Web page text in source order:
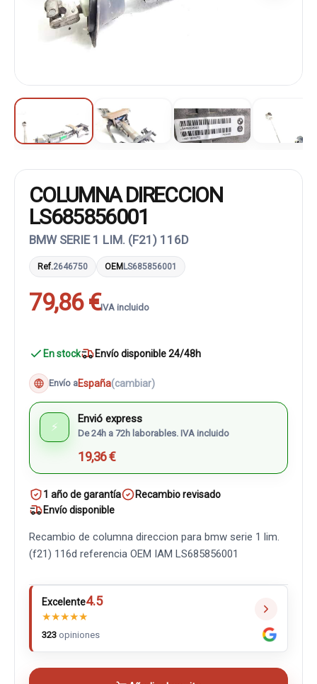
COLUMNA DIRECCION
LS685856001
BMW SERIE 1 LIM. (F21) 116D
Ref.2646750 OEMLS685856001
79,86 €IVA incluido
En stock Envío disponible 24/48h
Envío aEspaña(cambiar)
⚡
Envió express
De 24h a 72h laborables. IVA incluido
19,36 €
1 año de garantía
Recambio revisado
Envío disponible
Recambio de columna direccion para bmw serie 1 lim.
(f21) 116d referencia OEM IAM LS685856001
Excelente4.5
★★★★★
323 opiniones